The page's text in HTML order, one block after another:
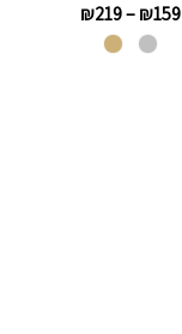
₪159
–
₪219